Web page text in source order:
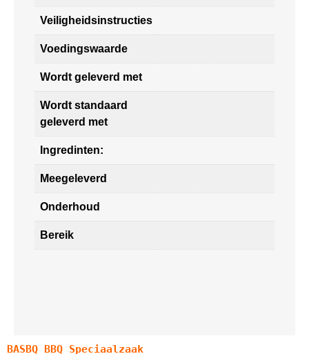
Veiligheidsinstructies
Voedingswaarde
Wordt geleverd met
Wordt standaard
geleverd met
Ingredinten:
Meegeleverd
Onderhoud
Bereik
BASBQ BBQ Speciaalzaak